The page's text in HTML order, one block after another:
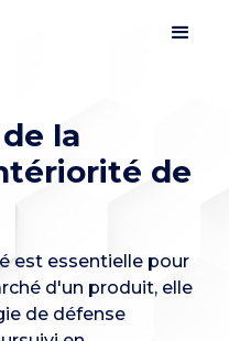
la
de
est essentielle pour
d'un produit, elle
de défense